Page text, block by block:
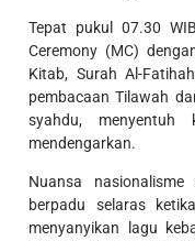
Tepat pukul 07.30
Ceremony (MC)
Kitab, Surah Al-
pembacaan Tilawah
syahdu,
mendengarkan.
Nuansa
berpadu selaras
menyanyikan lagu